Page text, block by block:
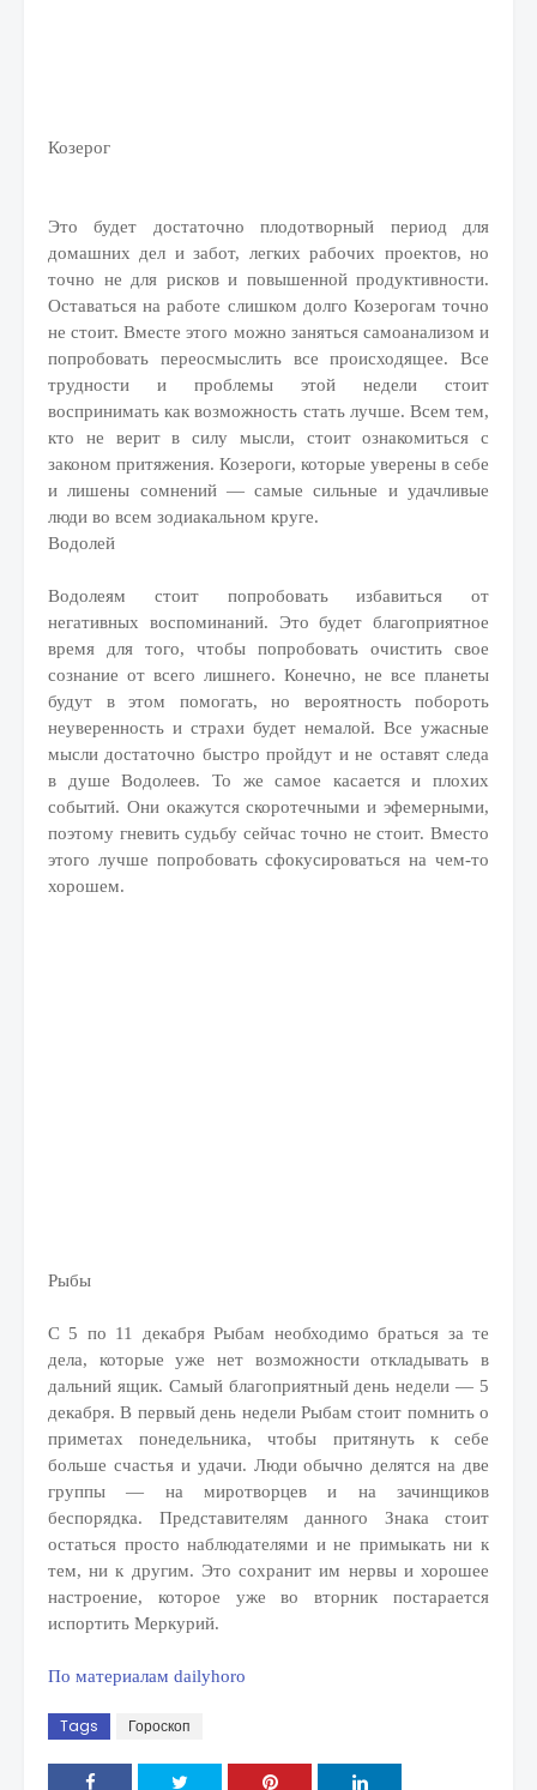
Козерог
Это будет достаточно плодотворный период для
домашних дел и забот, легких рабочих проектов, но
точно не для рисков и повышенной продуктивности.
Оставаться на работе слишком долго Козерогам точно
не стоит. Вместе этого можно заняться самоанализом и
попробовать переосмыслить все происходящее. Все
трудности и проблемы этой недели стоит
воспринимать как возможность стать лучше. Всем тем,
кто не верит в силу мысли, стоит ознакомиться с
законом притяжения. Козероги, которые уверены в себе
и лишены сомнений — самые сильные и удачливые
люди во всем зодиакальном круге.
Водолей
Водолеям стоит попробовать избавиться от
негативных воспоминаний. Это будет благоприятное
время для того, чтобы попробовать очистить свое
сознание от всего лишнего. Конечно, не все планеты
будут в этом помогать, но вероятность побороть
неуверенность и страхи будет немалой. Все ужасные
мысли достаточно быстро пройдут и не оставят следа
в душе Водолеев. То же самое касается и плохих
событий. Они окажутся скоротечными и эфемерными,
поэтому гневить судьбу сейчас точно не стоит. Вместо
этого лучше попробовать сфокусироваться на чем-то
хорошем.
Рыбы
С 5 по 11 декабря Рыбам необходимо браться за те
дела, которые уже нет возможности откладывать в
дальний ящик. Самый благоприятный день недели — 5
декабря. В первый день недели Рыбам стоит помнить о
приметах понедельника, чтобы притянуть к себе
больше счастья и удачи. Люди обычно делятся на две
группы — на миротворцев и на зачинщиков
беспорядка. Представителям данного Знака стоит
остаться просто наблюдателями и не примыкать ни к
тем, ни к другим. Это сохранит им нервы и хорошее
настроение, которое уже во вторник постарается
испортить Меркурий.
По материалам dailyhoro
Tags Гороскоп